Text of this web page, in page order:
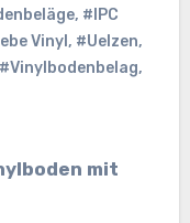
, #IPC
Vinyl , #Uelzen,
#Vinylbodenbelag,